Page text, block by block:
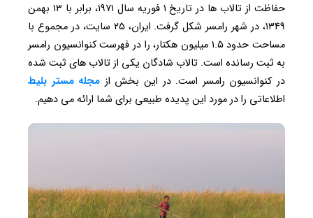
حفاظت ‌از تالاب ها در ‌تاریخ ‌۱ فوریه ‌سال ۱۹۷۱، برابر با ۱۳ بهمن
۱۳۴۹، در ‌شهر ‌رامسر ‌شکل ‌گرفت. ایران، ۲۵ سایت،‌ در مجموع ‌با‌
مساحت ‌حدود ‌۱.۵ میلیون‌ هکتار، ‌را در ‌فهرست ‌کنوانسیون ‌رامسر
‌به ‌ثبت ‌رسانده‌ است. تالاب شادگان یکی از تالاب های ثبت شده
در کنوانسیون رامسر است. در این بخش از مجله مستر بلیط
اطلاعاتی را در مورد این پدیده طبیعی برای شما ارائه می دهیم.